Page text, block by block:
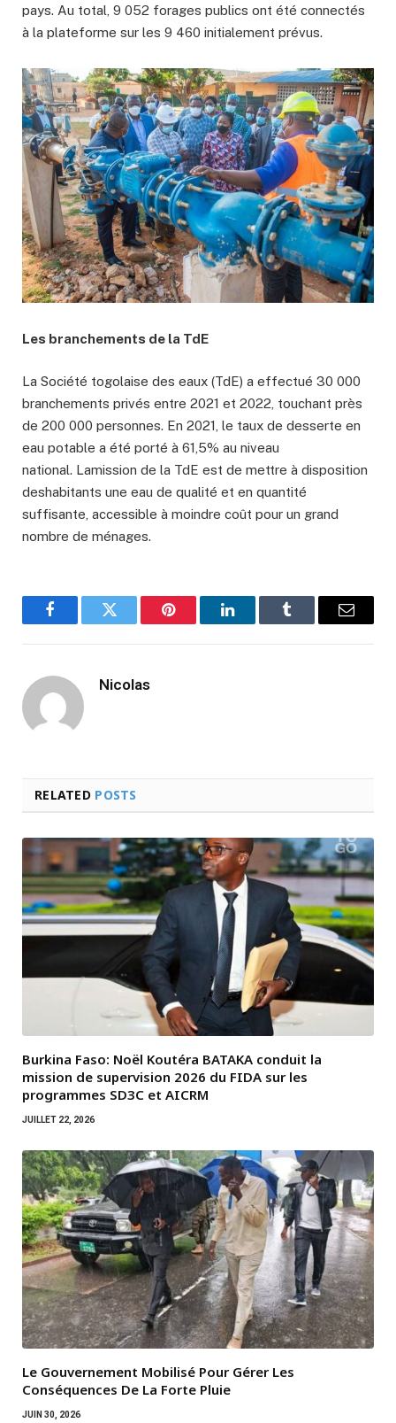
pays. Au total, 9 052 forages publics ont été connectés
à la plateforme sur les 9 460 initialement prévus.
Les branchements de la TdE
La Société togolaise des eaux (TdE) a effectué 30 000
branchements privés entre 2021 et 2022, touchant près
de 200 000 personnes. En 2021, le taux de desserte en
eau potable a été porté à 61,5% au niveau
national. Lamission de la TdE est de mettre à disposition
deshabitants une eau de qualité et en quantité
suffisante, accessible à moindre coût pour un grand
nombre de ménages.
FacebookTwitter Pinterest LinkedInTumblr Email
Nicolas
RELATED POSTS
Burkina Faso: Noël Koutéra BATAKA conduit la
mission de supervision 2026 du FIDA sur les
programmes SD3C et AICRM
JUILLET 22, 2026
Le Gouvernement Mobilisé Pour Gérer Les
Conséquences De La Forte Pluie
JUIN 30, 2026